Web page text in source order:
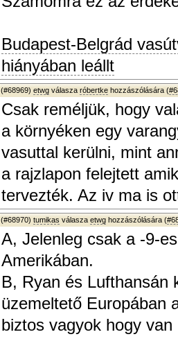
Budapest-Belgrád
hiányában leállt
(#68969) etwg válasza róbertke hozzászólására (
Csak reméljük, hogy
a környéken egy
vasuttal kerülni, mint
a rajzlapon felejtett
tervezték. Az iv ma is
(#68970) tumikas válasza etwg hozzászólására (
A, Jelenleg csak a -9-
Amerikában.
B, Ryan és Lufthansán
üzemeltető Europában
biztos vagyok hogy